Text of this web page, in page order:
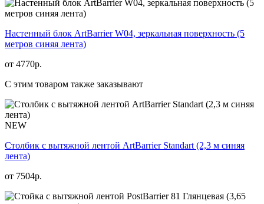
Настенный блок ArtBarrier W04, зеркальная поверхность (5
метров синяя лента)
от 4770р.
С этим товаром также заказывают
NEW
Столбик с вытяжной лентой ArtBarrier Standart (2,3 м синяя
лента)
от 7504р.